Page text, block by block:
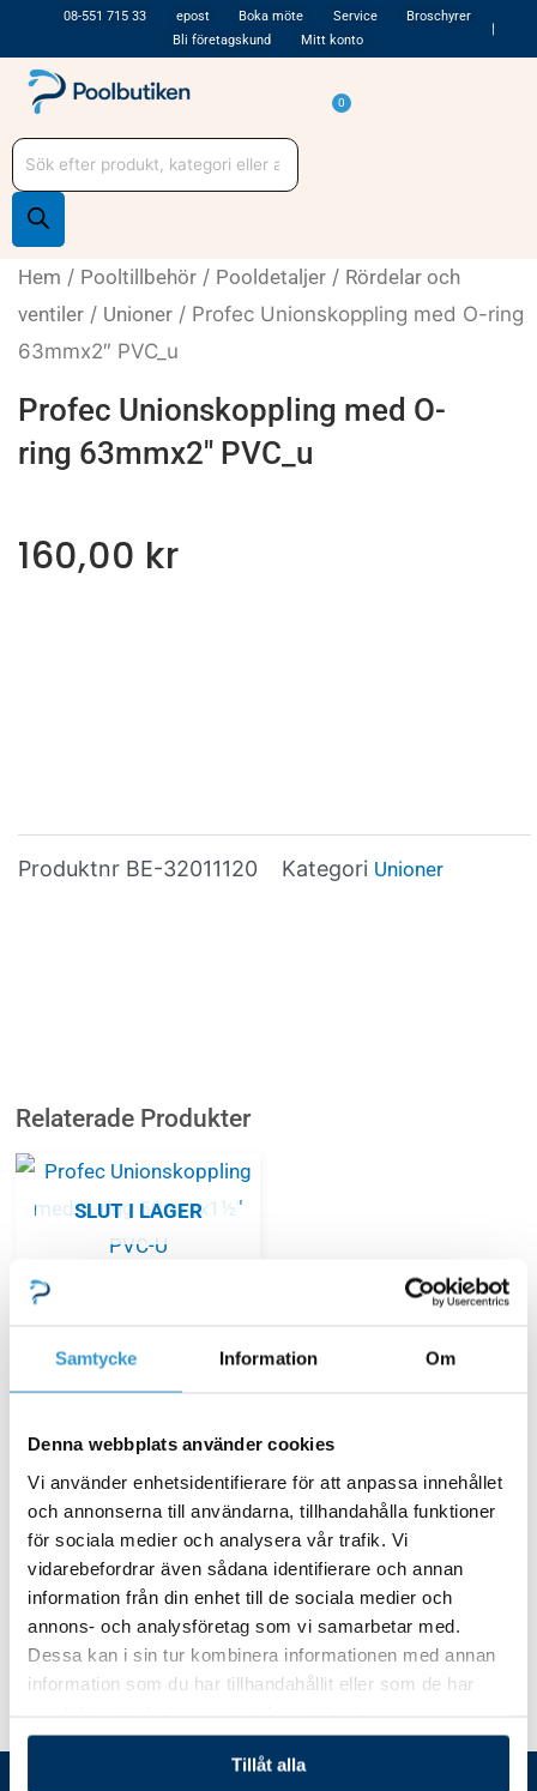
Samtycke Information Om
Denna webbplats använder cookies
Vi använder enhetsidentifierare för att anpassa innehållet
och annonserna till användarna, tillhandahålla funktioner
för sociala medier och analysera vår trafik. Vi
vidarebefordrar även sådana identifierare och annan
information från din enhet till de sociala medier och
annons- och analysföretag som vi samarbetar med.
Dessa kan i sin tur kombinera informationen med annan
information som du har tillhandahållit eller som de har
Tillåt alla
till
innehåll
08-551 715 33 epost Boka möte Service
Broschyrer
Bli företagskund
Mitt konto
0
Varukorg
Produktsökning
Hem / Pooltillbehör / Pooldetaljer / Rördelar och
ventiler / Unioner / Profec Unionskoppling med O-ring
63mmx2″ PVC_u
Profec Unionskoppling med O-
ring 63mmx2″ PVC_u
160,00 kr
Produktnr BE-32011120 Kategori Unioner
Relaterade Produkter
SLUT I LAGER
med O-ring 50mmx1½”
PVC-U
120,00kr
Läs mer